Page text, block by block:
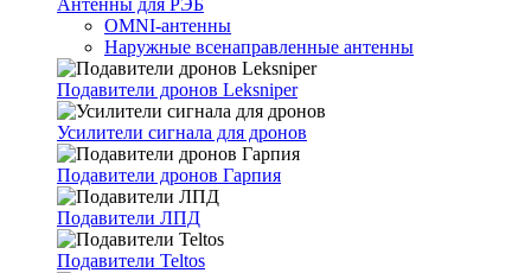
Антенны для РЭБ
OMNI-антенны
Наружные всенаправленные антенны
Подавители дронов Leksniper
Усилители сигнала для дронов
Подавители дронов Гарпия
Подавители ЛПД
Подавители Teltos